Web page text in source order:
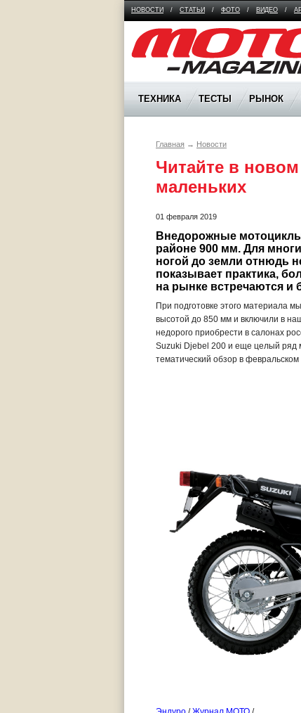
НОВОСТИ / СТАТЬИ / ФОТО / ВИДЕО /
Moto Magazine
ТЕХНИКА ТЕСТЫ РЫНОК
Главная → Новости
Читайте в
маленьких
01 февраля 2019
Внедорожные
районе 900 мм. Для
ногой до земли отнюдь
показывает практика,
на рынке встречаются и
При подготовке этого материала
высотой до 850 мм и включили в
недорого приобрести в салонах
Suzuki Djebel 200 и еще целый ряд
тематический обзор в